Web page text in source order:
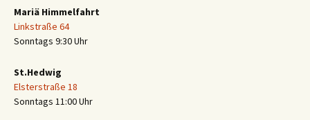
Mariä Himmelfahrt
Linkstraße 64
Sonntags 9:30 Uhr
St.Hedwig
Elsterstraße 18
Sonntags 11:00 Uhr